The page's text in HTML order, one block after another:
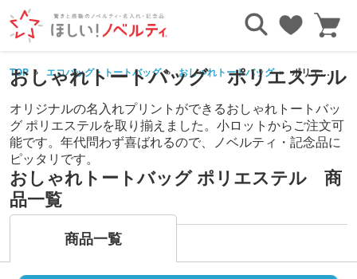
TOP エコバッグ・トートバッグ おしゃれトートバッグ ポリエステル
おしゃれトートバッグ ポリエステル
オリジナルの名入れプリントができるおしゃれトートバッ
グ ポリエステルを取り揃えました。小ロットからご注文可
能です。年代問わず喜ばれるので、ノベルティ・記念品に
ピッタリです。
おしゃれトートバッグ ポリエステル 商
品一覧
商品一覧